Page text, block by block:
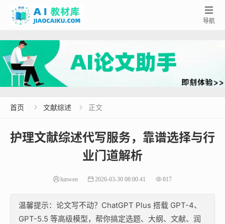

导航
首页  文献综述  正文
护理文献综述代写服务，靠谱选择与行
业门道解析
lunwen 2026-03-30 08:00:41 817
温馨提示：论文写不动？ChatGPT Plus 搭载 GPT-4、
GPT-5.5 等高级模型，帮你搞定选题、大纲、文献、润